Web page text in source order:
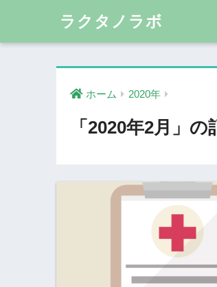
ラクタノラボ
ホーム 2020年
「2020年2月」の